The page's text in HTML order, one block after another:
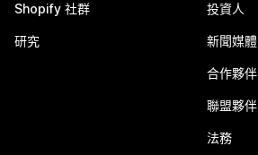
Shopify 社群
研究
投資人
新聞媒體
合作夥伴
聯盟夥伴
法務